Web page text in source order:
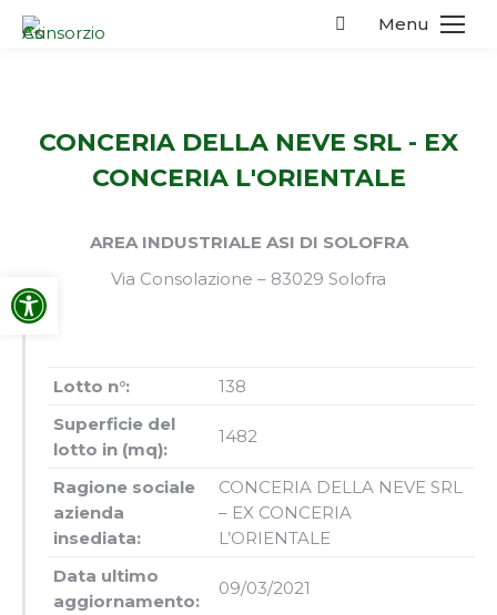
Apri la barra degli strumenti
Menu
Search:
CONCERIA DELLA NEVE SRL - EX
CONCERIA L'ORIENTALE
AREA INDUSTRIALE ASI DI SOLOFRA
Via Consolazione – 83029 Solofra
Lotto n°:
138
Superficie del
lotto in (mq):
1482
Ragione sociale
azienda
insediata:
CONCERIA DELLA NEVE SRL
– EX CONCERIA
L’ORIENTALE
Data ultimo
aggiornamento:
09/03/2021